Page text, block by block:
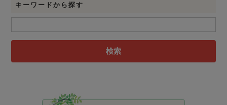
キーワードから探す
検索